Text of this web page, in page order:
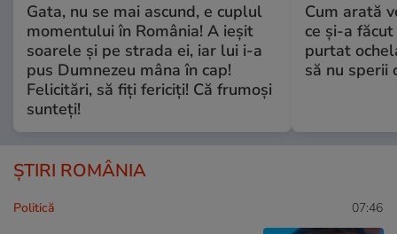
Gata, nu se mai ascund, e cuplul
momentului în România! A ieșit
soarele și pe strada ei, iar lui i-a
pus Dumnezeu mâna în cap!
Felicitări, să fiți fericiți! Că frumoși
sunteți!
Cum arată
ce și-a
purtat
să nu sperii
ȘTIRI ROMÂNIA
Politică 07:46